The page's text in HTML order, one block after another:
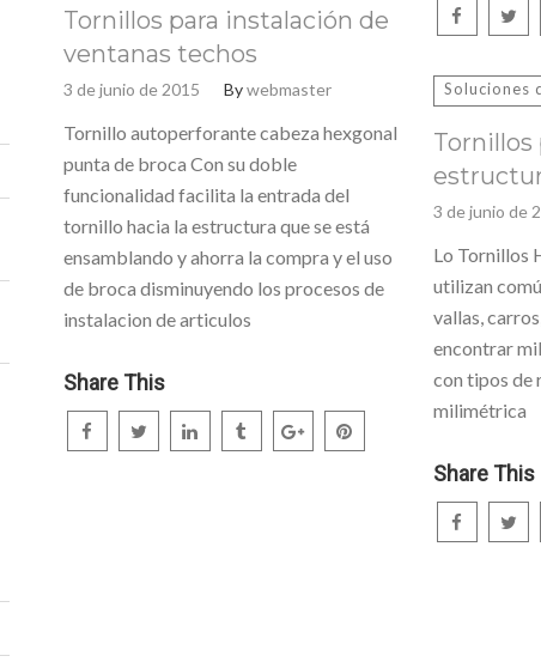
Tornillos para instalación de
ventanas techos
3 de junio de 2015 Bywebmaster
Tornillo autoperforante cabeza hexgonal
punta de broca Con su doble
funcionalidad facilita la entrada del
tornillo hacia la estructura que se está
ensamblando y ahorra la compra y el uso
de broca disminuyendo los procesos de
instalacion de articulos
Share This
Soluciones
Tornillos
3 de junio de
Lo Tornillos
utilizan
vallas,
encontrar
con tipos de
milimétrica
Share This